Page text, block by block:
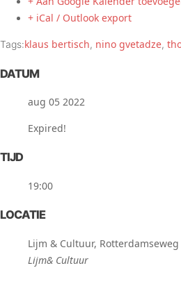
+ iCal / Outlook export
Tags:klaus bertisch, nino gvetadze,
DATUM
aug 05 2022
Expired!
TIJD
19:00
LOCATIE
Lijm & Cultuur, Rotterdamseweg
Lijm& Cultuur